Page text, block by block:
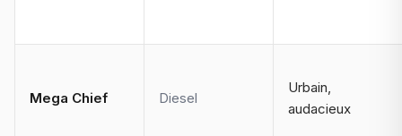
Mega Chief Diesel
Urbain,
audacieux